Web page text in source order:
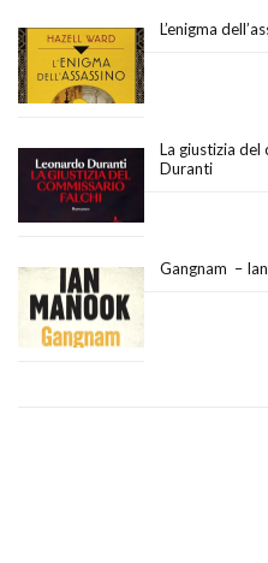
L’enigma
La giustizia del
Duranti
Gangnam –